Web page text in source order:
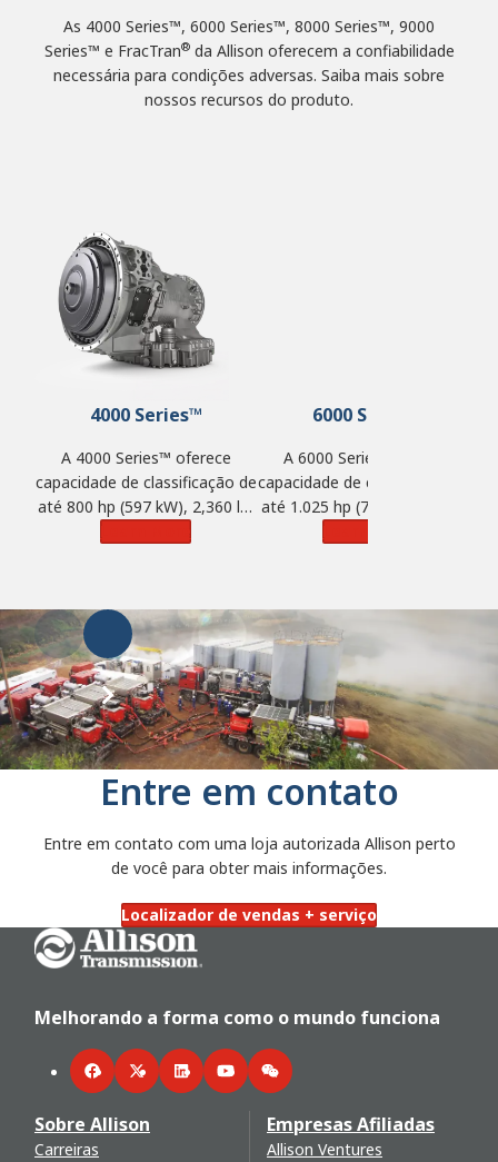
As 4000 Series™, 6000 Series™, 8000 Series™, 9000
Series™ e FracTran®da Allison oferecem a confiabilidade
necessária para condições adversas. Saiba mais sobre
nossos recursos do produto.
4000 Series™
A 4000 Series™ oferece
capacidade de classificação de
até 800 hp (597 kW), 2,360 lb-
6000 Series™
A 6000 Series™ oferece
capacidade de classificação de
até 1.025 hp (764 kW) e 2.750
Entre em contato
Entre em contato com uma loja autorizada Allison perto
de você para obter mais informações.
Localizador de vendas + serviço
Go Home
Melhorando a forma como o mundo funciona
FacebookTwitterLinkedInYouTubeWeChat
Sobre Allison
Carreiras
Empresas Afiliadas
Allison Ventures